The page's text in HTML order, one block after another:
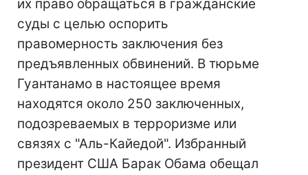
их право обращаться в гражданские
суды с целью оспорить
правомерность заключения без
предъявленных обвинений. В тюрьме
Гуантанамо в настоящее время
находятся около 250 заключенных,
подозреваемых в терроризме или
связях с "Аль-Кайедой". Избранный
президент США Барак Обама обещал